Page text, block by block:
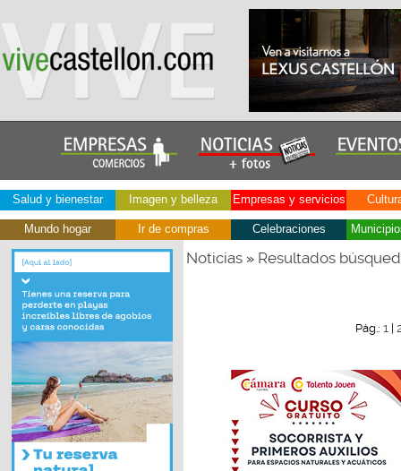
Salud y bienestar Imagen y belleza Empresas y servicios
Mundo hogar Ir de compras Celebraciones
Noticias» Resultados
Pág.: 1